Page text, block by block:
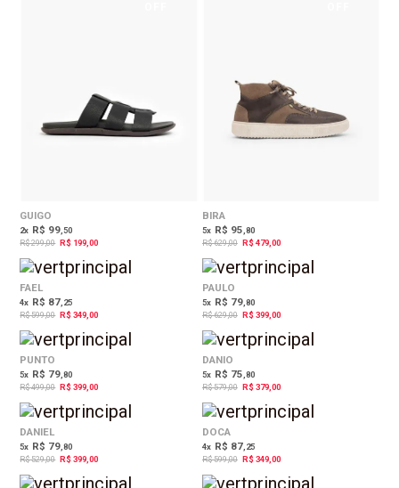
GUIGO
2x R$ 99,50
R$ 299,00 R$ 199,00
BIRA
5x R$ 95,80
R$ 629,00 R$ 479,00
FAEL
4x R$ 87,25
R$ 599,00 R$ 349,00
PAULO
5x R$ 79,80
R$ 629,00 R$ 399,00
PUNTO
5x R$ 79,80
R$ 499,00 R$ 399,00
DANIO
5x R$ 75,80
R$ 579,00 R$ 379,00
DANIEL
5x R$ 79,80
R$ 529,00 R$ 399,00
DOCA
4x R$ 87,25
R$ 599,00 R$ 349,00